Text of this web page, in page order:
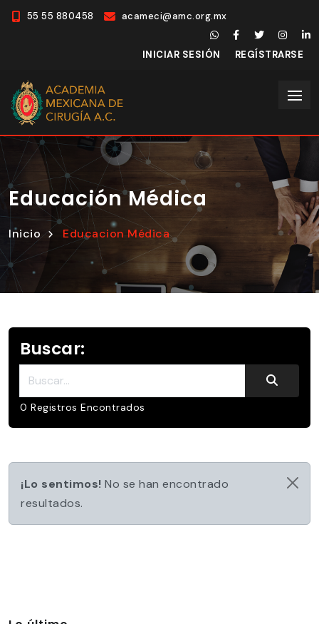
55 55 880458 acameci@amc.org.mx
INICIAR SESIÓN REGÍSTRARSE
Educación Médica
Inicio Educacion Médica
Buscar:
Buscar:
0 Registros Encontrados
¡Lo sentimos! No se han encontrado
resultados.